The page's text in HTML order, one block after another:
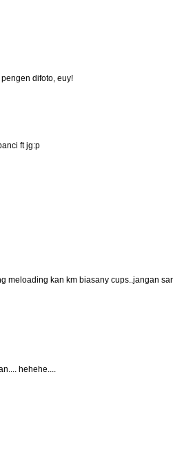
difoto, euy!
ft jg:p
meloading kan km biasany cups..jangan
hehehe....